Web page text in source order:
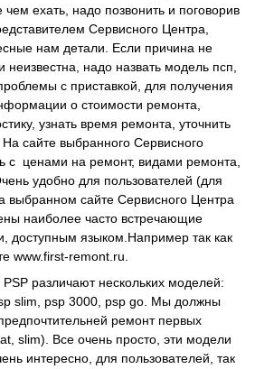
ехать, надо позвонить и поговорив
Сервисного Центра,
нам детали. Если причина не
неизвестна, надо назвать модель псп,
с приставкой, для получения
о стоимости ремонта,
узнать время ремонта, уточнить
сайте выбранного Сервисного
с ценами на ремонт, видами ремонта,
удобно для пользователей (для
выбранном сайте Сервисного Центра
наиболее часто встречающие
доступным языком.Например так как
www.first-remont.ru.
PSP различают нескольких моделей:
slim, psp 3000, psp go. Мы должны
ремонт первых
slim). Все очень просто, эти модели
интересно, для пользователей, так